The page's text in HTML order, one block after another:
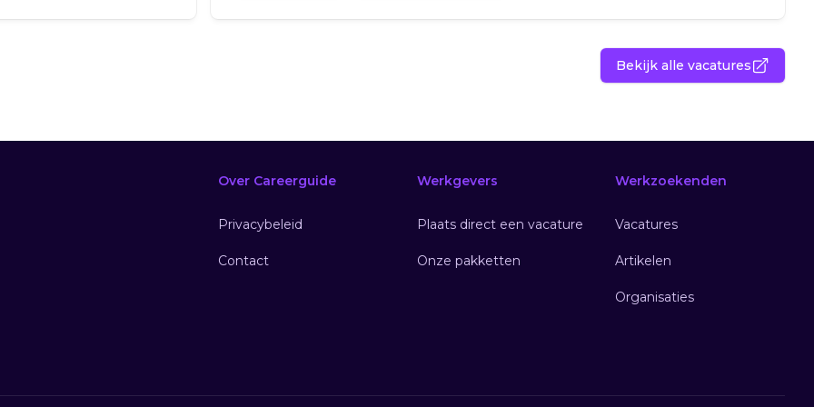
Bekijk alle vacatures
Over Careerguide
Privacybeleid
Contact
Werkgevers
Plaats direct een vacature
Onze pakketten
Werkzoekenden
Vacatures
Artikelen
Organisaties